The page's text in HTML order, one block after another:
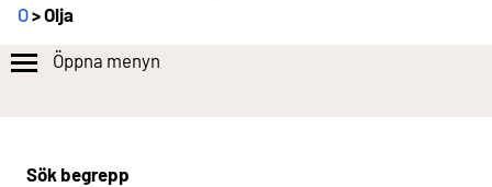
O> Olja
Öppna menyn
Sök begrepp